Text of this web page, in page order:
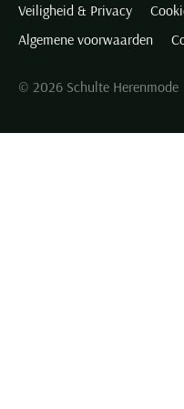
Veiligheid & Privacy
Algemene voorwaarden
© 2026 Schulte Herenmode